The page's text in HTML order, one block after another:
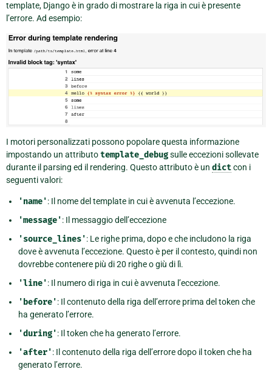
template, Django è in grado di mostrare la riga in cui è presente
l’errore. Ad esempio:
I motori personalizzati possono popolare questa informazione
impostando un attributotemplate_debugsulle eccezioni sollevate
durante il parsing ed il rendering. Questo attributo è un dictcon i
seguenti valori:
'name': Il nome del template in cui è avvenuta l’eccezione.
'message': Il messaggio dell’eccezione
'source_lines': Le righe prima, dopo e che includono la riga
dove è avvenuta l’eccezione. Questo è per il contesto, quindi non
dovrebbe contenere più di 20 righe o giù di lì.
'line': Il numero di riga in cui è avvenuta l’eccezione.
'before': Il contenuto della riga dell’errore prima del token che
ha generato l’errore.
'during': Il token che ha generato l’errore.
'after': Il contenuto della riga dell’errore dopo il token che ha
generato l’errore.